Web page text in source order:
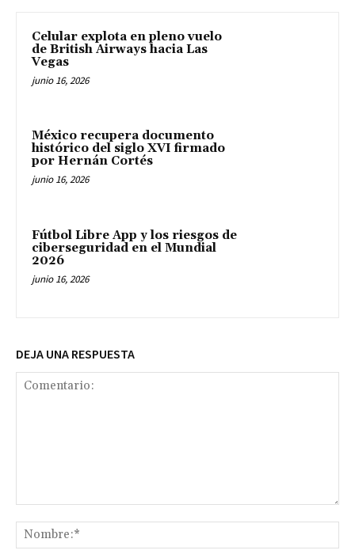
Celular explota en pleno vuelo
de British Airways hacia Las
Vegas
junio 16, 2026
México recupera documento
histórico del siglo XVI firmado
por Hernán Cortés
junio 16, 2026
Fútbol Libre App y los riesgos de
ciberseguridad en el Mundial
2026
junio 16, 2026
DEJA UNA RESPUESTA